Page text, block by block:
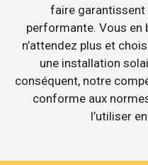
faire
performante. Vous en
n’attendez plus et
une installation
conséquent, notre
conforme aux
l’utiliser